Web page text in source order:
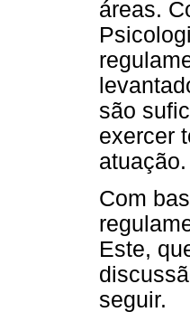
áreas.
são
exercer
atuação.
Com
Este,
seguir.